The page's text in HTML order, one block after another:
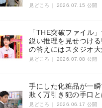
見どころ｜ 2026.07.15 公開
「THE突破ファイル
鋭い推理を見せつけ
の答えにはスタジオ
見どころ｜ 2026.07.08 公開
手にした化粧品が一
欺く万引き犯の手口と
見どころ｜ 2026.06.17 公開